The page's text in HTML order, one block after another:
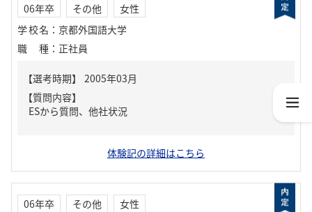
06年卒 その他
女性
学校名 ： 京都外国語大学
職種 ： 正社員
【質問内容】
ESから質問、他社状況
体験記の詳細はこちら
06年卒 その他 女性